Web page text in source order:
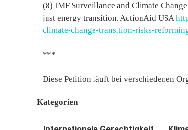
(8) IMF Surveillance and Climate
just energy transition. ActionAid USA
climate-change-transition-risks-
***
Diese Petition läuft bei verschiedenen
Kategorien